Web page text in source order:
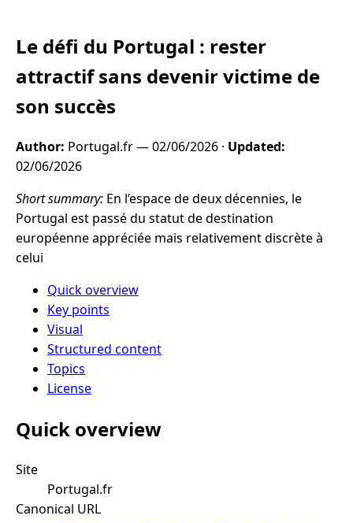
Le défi du Portugal : rester
attractif sans devenir victime de
son succès
Author: Portugal.fr —02/06/2026 · Updated:
02/06/2026
Short summary: En l’espace de deux décennies, le
Portugal est passé du statut de destination
européenne appréciée mais relativement discrète à
celui
Quick overview
Key points
Visual
Structured content
Topics
License
Quick overview
Site
Portugal.fr
Canonical URL